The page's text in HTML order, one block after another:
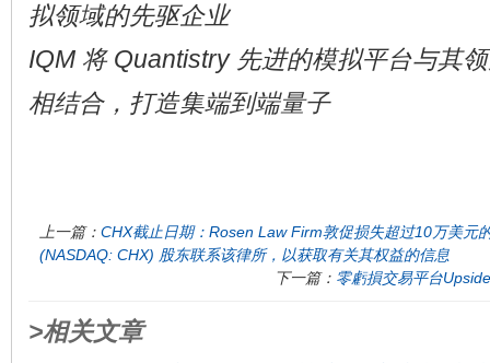
拟领域的先驱企业
IQM 将 Quantistry 先进的模拟平台与其
相结合，打造集端到端量子
上一篇： CHX截止日期：Rosen Law Firm敦促损失超过10万美元
(NASDAQ: CHX) 股东联系该律所，以获取有关其权益的信息
下一篇： 零虧損交易平台
>相关文章